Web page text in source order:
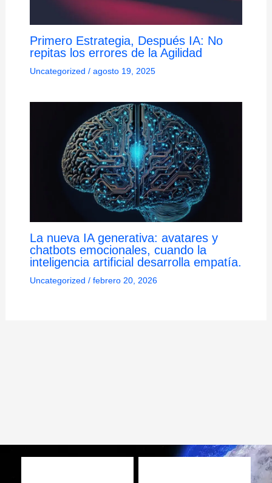
Primero Estrategia, Después IA: No
repitas los errores de la Agilidad
Uncategorized / agosto 19, 2025
La nueva IA generativa: avatares y
chatbots emocionales, cuando la
inteligencia artificial desarrolla empatía.
Uncategorized / febrero 20, 2026